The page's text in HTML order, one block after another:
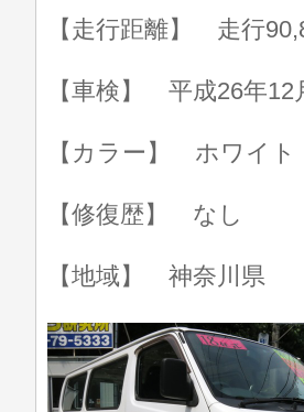
【走行距離】 走行
【車検】 平成26年12
【カラー】 ホワイト
【修復歴】 なし
【地域】 神奈川県